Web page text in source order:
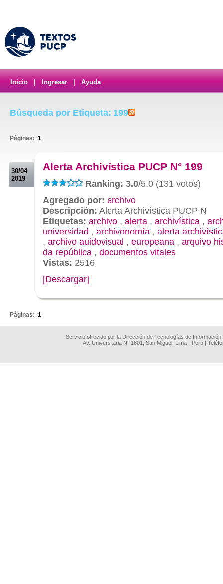
Inicio Ingresar Ayuda
Búsqueda por Etiqueta: 199
Páginas: 1
30/04
2019
Alerta Archivística PUCP N° 199
Ranking: 3.0/5.0 (131 votos)
Agregado por: archivo
Descripción: Alerta Archivística PUCP N
Etiquetas: archivo , alerta , archivística ,
universidad , archivonomía , alerta
, archivo auidovisual , europeana , arquivo
da república , documentos vitales
Vistas: 2516
[Descargar]
Páginas: 1
Servicio ofrecido por la Dirección de Tecnologías de
Av. Universitaria N° 1801, San Miguel, Lima - Perú |